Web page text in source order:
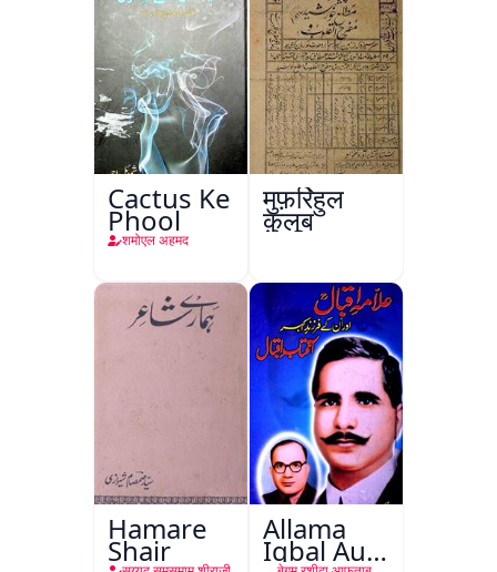
Cactus Ke
Phool
शमोएल अहमद
मुफ़र्रिहुल
क़ुलूब
Hamare
Shair
Allama
Iqbal Aur